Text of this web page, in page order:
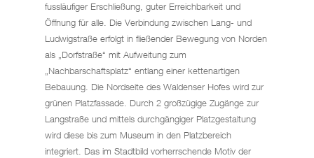
fussläufiger Erschließung, guter Erreichbarkeit und
Öffnung für alle. Die Verbindung zwischen Lang- und
Ludwigstraße erfolgt in fließender Bewegung von Norden
als „Dorfstraße“ mit Aufweitung zum
„Nachbarschaftsplatz“ entlang einer kettenartigen
Bebauung. Die Nordseite des Waldenser Hofes wird zur
grünen Platzfassade. Durch 2 großzügige Zugänge zur
Langstraße und mittels durchgängiger Platzgestaltung
wird diese bis zum Museum in den Platzbereich
integriert. Das im Stadtbild vorherrschende Motiv der